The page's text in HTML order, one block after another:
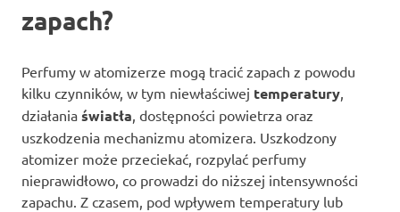
zapach?
Perfumy w atomizerze mogą tracić zapach z powodu
kilku czynników, w tym niewłaściwej temperatury,
działania światła, dostępności powietrza oraz
uszkodzenia mechanizmu atomizera. Uszkodzony
atomizer może przeciekać, rozpylać perfumy
nieprawidłowo, co prowadzi do niższej intensywności
zapachu. Z czasem, pod wpływem temperatury lub